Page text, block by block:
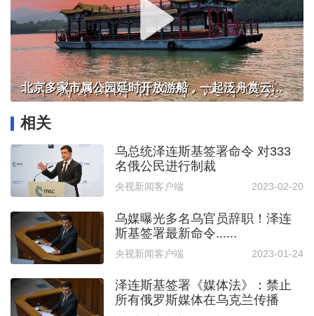
北京多家市属公园延时开放游船，一起泛舟赏云霞！
相关
乌总统泽连斯基签署命令 对333
名俄公民进行制裁
央视新闻客户端 2023-02-20
乌媒曝光多名乌官员辞职！泽连
斯基签署最新命令......
央视新闻客户端 2023-01-24
泽连斯基签署《媒体法》：禁止
所有俄罗斯媒体在乌克兰传播